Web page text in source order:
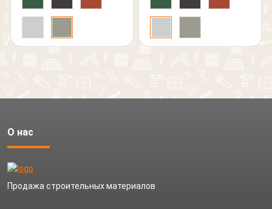
О нас
Продажа строительных материалов